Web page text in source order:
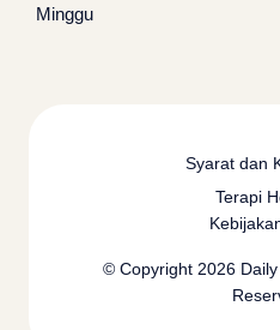
Minggu
© Copyright 2026Daily
Syarat dan
Terapi